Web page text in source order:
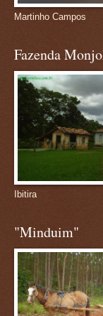
Martinho Campos
Fazenda
Ibitira
"Minduim"